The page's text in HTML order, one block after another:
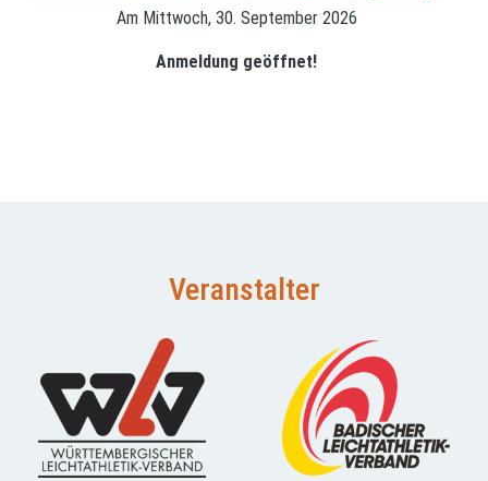
Am Mittwoch, 30. September 2026
Anmeldung geöffnet!
Veranstalter